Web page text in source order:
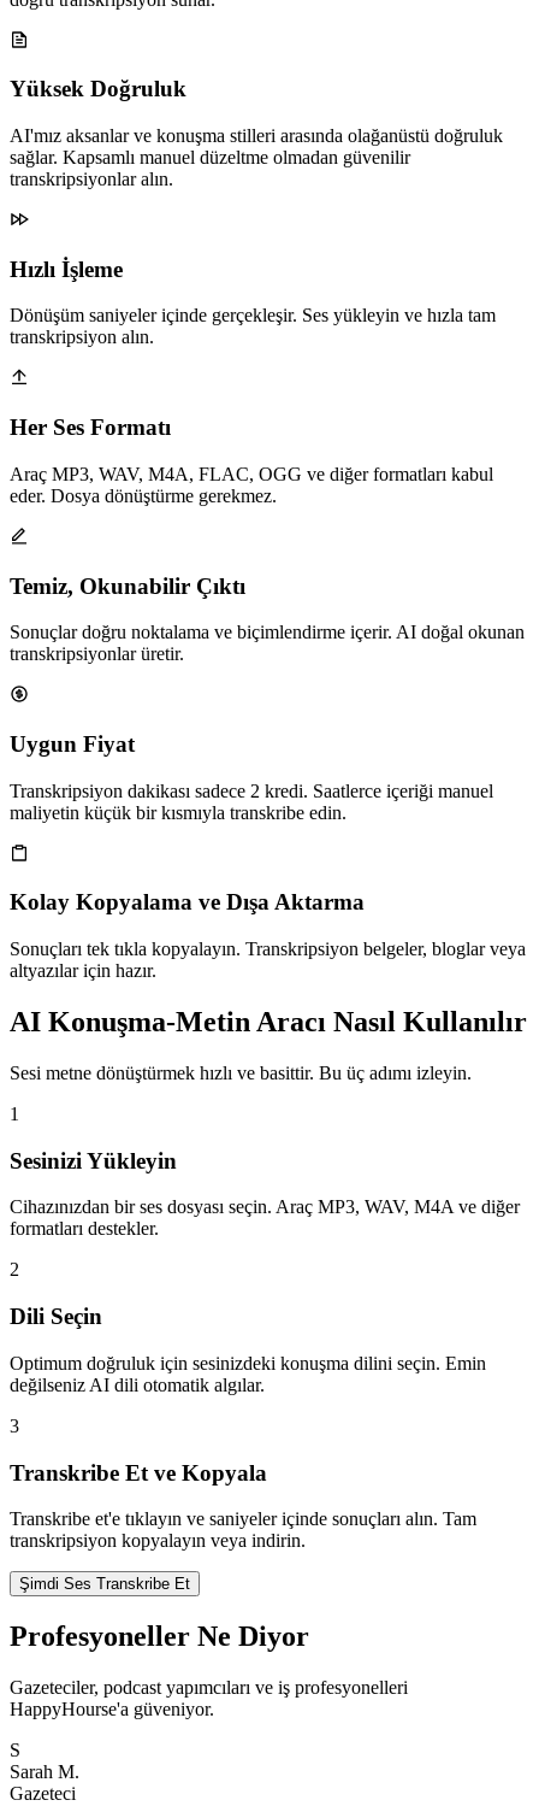
Yüksek Doğruluk
AI'mız aksanlar ve konuşma stilleri arasında olağanüstü doğruluk
sağlar. Kapsamlı manuel düzeltme olmadan güvenilir
transkripsiyonlar alın.
Hızlı İşleme
Dönüşüm saniyeler içinde gerçekleşir. Ses yükleyin ve hızla tam
transkripsiyon alın.
Her Ses Formatı
Araç MP3, WAV, M4A, FLAC, OGG ve diğer formatları kabul
eder. Dosya dönüştürme gerekmez.
Temiz, Okunabilir Çıktı
Sonuçlar doğru noktalama ve biçimlendirme içerir. AI doğal okunan
transkripsiyonlar üretir.
Uygun Fiyat
Transkripsiyon dakikası sadece 2 kredi. Saatlerce içeriği manuel
maliyetin küçük bir kısmıyla transkribe edin.
Kolay Kopyalama ve Dışa Aktarma
Sonuçları tek tıkla kopyalayın. Transkripsiyon belgeler, bloglar veya
altyazılar için hazır.
AI Konuşma-Metin Aracı Nasıl Kullanılır
Sesi metne dönüştürmek hızlı ve basittir. Bu üç adımı izleyin.
1
Sesinizi Yükleyin
Cihazınızdan bir ses dosyası seçin. Araç MP3, WAV, M4A ve diğer
formatları destekler.
2
Dili Seçin
Optimum doğruluk için sesinizdeki konuşma dilini seçin. Emin
değilseniz AI dili otomatik algılar.
3
Transkribe Et ve Kopyala
Transkribe et'e tıklayın ve saniyeler içinde sonuçları alın. Tam
transkripsiyon kopyalayın veya indirin.
Şimdi Ses Transkribe Et
Profesyoneller Ne Diyor
Gazeteciler, podcast yapımcıları ve iş profesyonelleri
HappyHourse'a güveniyor.
S
Sarah M.
Gazeteci